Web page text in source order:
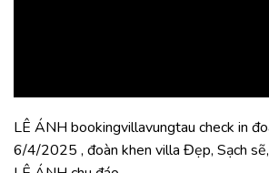
LÊ ÁNH bookingvillavungtau check in
6/4/2025 , đoàn khen villa Đẹp, Sạch